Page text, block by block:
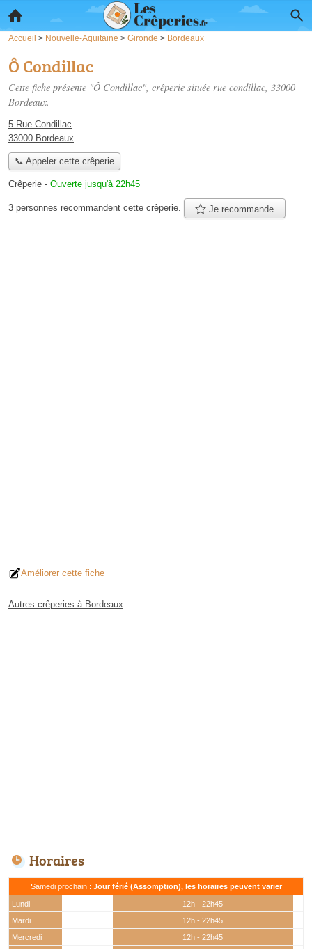
Accueil > Nouvelle-Aquitaine > Gironde > Bordeaux
Ô Condillac
Cette fiche présente "Ô Condillac", crêperie située rue condillac, 33000
Bordeaux.
5 Rue Condillac
33000 Bordeaux
📞 Appeler cette crêperie
Crêperie - Ouverte jusqu'à 22h45
3 personnes recommandent cette crêperie. Je recommande
Améliorer cette fiche
Autres crêperies à Bordeaux
Horaires
Samedi prochain : Jour férié (Assomption), les horaires peuvent varier
Lundi
12h - 22h45
Mardi
12h - 22h45
Mercredi
12h - 22h45